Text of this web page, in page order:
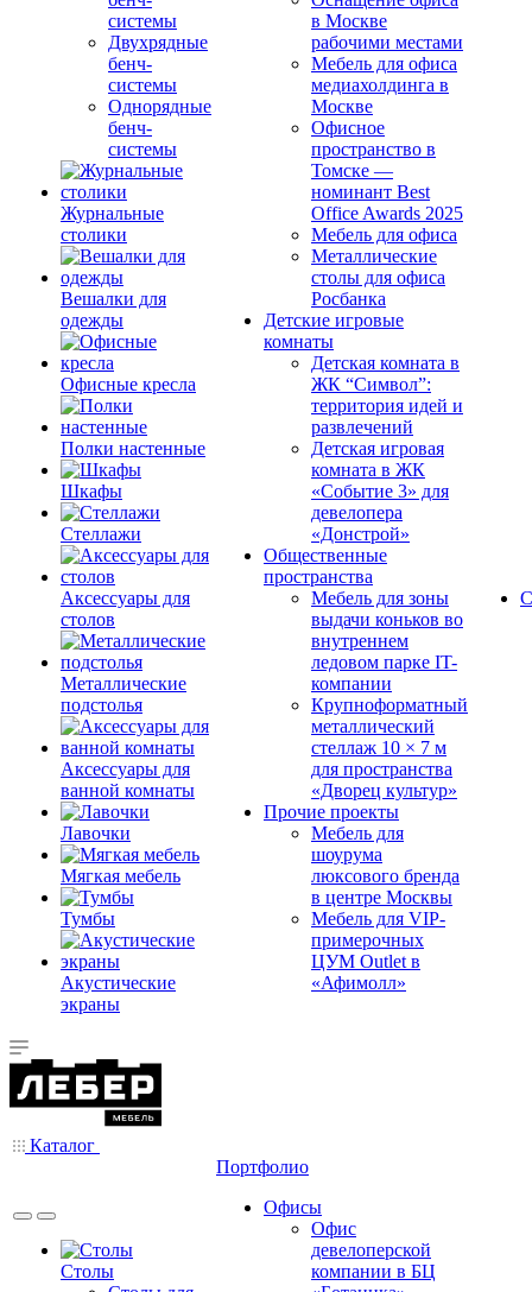
системы
Двухрядные
бенч-
системы
Однорядные
бенч-
системы
Журнальные
столики
Вешалки для
одежды
Офисные кресла
Полки настенные
Шкафы
Стеллажи
Аксессуары для
столов
Металлические
подстолья
Аксессуары для
ванной комнаты
Лавочки
Мягкая мебель
Тумбы
Акустические
экраны
в Москве
рабочими местами
Мебель для офиса
медиахолдинга в
Москве
Офисное
пространство в
Томске —
номинант Best
Office Awards 2025
Мебель для офиса
Металлические
столы для офиса
Росбанка
Детские игровые
комнаты
Детская комната в
ЖК “Символ”:
территория идей и
развлечений
Детская игровая
комната в ЖК
«Событие 3» для
девелопера
«Донстрой»
Общественные
пространства
Мебель для зоны
выдачи коньков во
внутреннем
ледовом парке IT-
компании
Крупноформатный
металлический
стеллаж 10 × 7 м
для пространства
«Дворец культур»
Прочие проекты
Мебель для
шоурума
люксового бренда
в центре Москвы
Мебель для VIP-
примерочных
ЦУМ Outlet в
«Афимолл»
Каталог
Столы
Портфолио
Офисы
Офис
девелоперской
компании в БЦ